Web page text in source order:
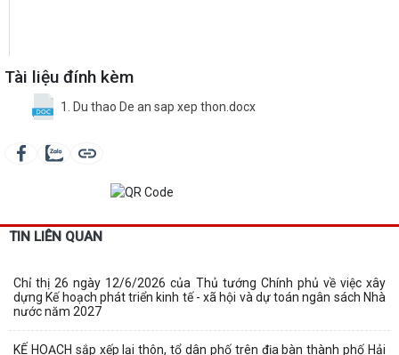
Tài liệu đính kèm
1. Du thao De an sap xep thon.docx
TIN LIÊN QUAN
Chỉ thị 26 ngày 12/6/2026 của Thủ tướng Chính phủ về việc xây
dựng Kế hoạch phát triển kinh tế - xã hội và dự toán ngân sách Nhà
nước năm 2027
KẾ HOẠCH sắp xếp lại thôn, tổ dân phố trên địa bàn thành phố Hải